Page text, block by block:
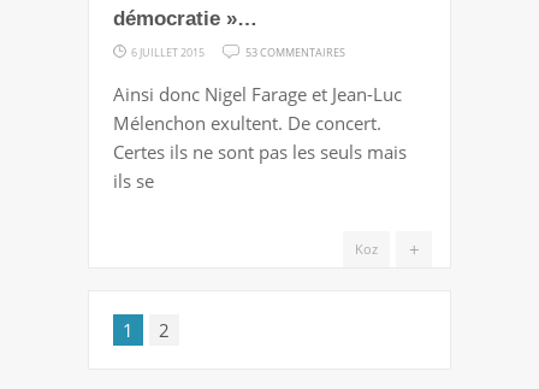
démocratie »…
6 JUILLET 2015 53 COMMENTAIRES
:
CE
« TRIOMPHE
DÉMOCRATIE »…
Ainsi donc Nigel Farage et Jean-Luc
Mélenchon exultent. De concert.
Certes ils ne sont pas les seuls mais
ils se
+
Koz
1 2